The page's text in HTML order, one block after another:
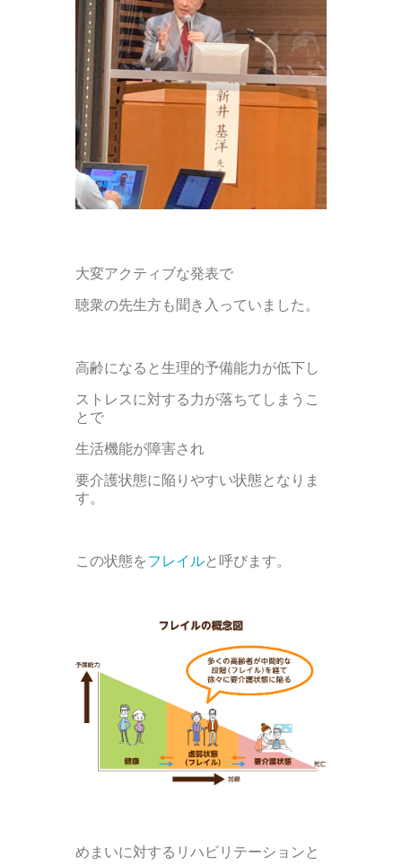
大変アクティブな発表で
聴衆の先生方も聞き入っていました。
高齢になると生理的予備能力が低下し
ストレスに対する力が落ちてしまうこ
とで
生活機能が障害され
要介護状態に陥りやすい状態となりま
す。
この状態をフレイルと呼びます。
めまいに対するリハビリテーションと